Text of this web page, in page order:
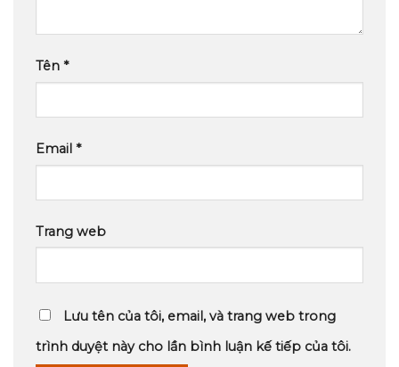
Tên *
Email *
Trang web
Lưu tên của tôi, email, và trang web trong
trình duyệt này cho lần bình luận kế tiếp của tôi.